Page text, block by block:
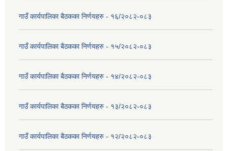
गाउँ कार्यपालिका बैठकका निर्णयहरु - १६/२०८२-०८३
गाउँ कार्यपालिका बैठकका निर्णयहरु - १५/२०८२-०८३
गाउँ कार्यपालिका बैठकका निर्णयहरु - १४/२०८२-०८३
गाउँ कार्यपालिका बैठकका निर्णयहरु - १३/२०८२-०८३
गाउँ कार्यपालिका बैठकका निर्णयहरु - १२/२०८२-०८३